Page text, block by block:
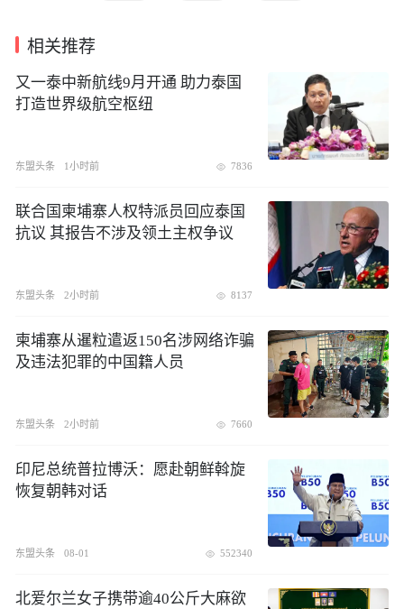
相关推荐
​又一泰中新航线9月开通 助力泰国
打造世界级航空枢纽
东盟头条 1小时前 7836
联合国柬埔寨人权特派员回应泰国
抗议 其报告不涉及领土主权争议
东盟头条 2小时前 8137
柬埔寨从暹粒遣返150名涉网络诈骗
及违法犯罪的中国籍人员
东盟头条 2小时前 7660
印尼总统普拉博沃：愿赴朝鲜斡旋
恢复朝韩对话
东盟头条 08-01 552340
北爱尔兰女子携带逾40公斤大麻欲